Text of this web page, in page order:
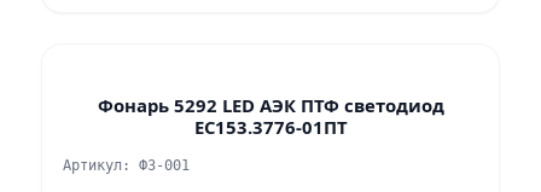
Фонарь 5292 LED АЭК ПТФ светодиод
ЕС153.3776-01ПТ
Артикул: ФЗ-001